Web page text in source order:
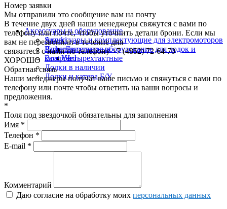
Parker
Boat Yard
Лодки в наличии
Лодки и катера Б/У
Suzuki
Двухтактные
Четырехтактные
Аксессуары и оборудование
Аксессуары и комплектующие для электромоторов
Дополнительное оборудование для лодок и
катеров
Номер заявки
Мы отправили это сообщение вам на почту
В течение двух дней наши менеджеры свяжутся с вами по
телефону или почте, чтобы уточнить детали брони. Если мы
вам не перезвонили в течение дня
свяжитесь с нами по телефону +7 (4852) 72-64-70
ХОРОШО
Обратная связь
Наши менеджеры получат ваше письмо и свяжуться с вами по
телефону или почте чтобы ответить на ваши вопросы и
предложения.
*
Поля под звездочкой обязательны для заполнения
Имя *
Телефон *
E-mail *
Комментарий
Даю согласие на обработку моих персональных данных